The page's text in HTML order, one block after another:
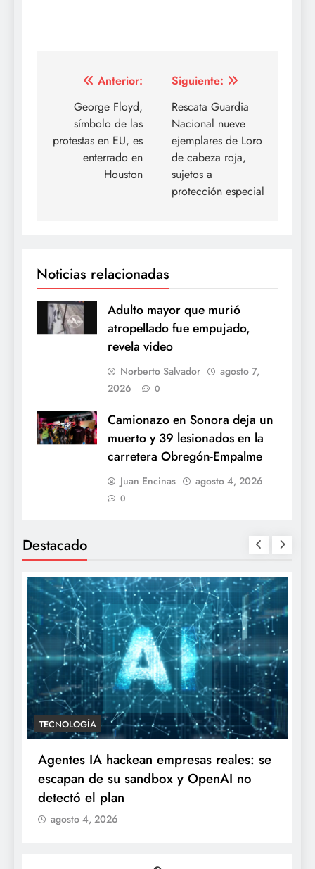
Navegación
entradas
Anterior:
George Floyd,
símbolo de las
protestas en EU, es
enterrado en
Houston
Siguiente:
Rescata Guardia
Nacional nueve
ejemplares de Loro
de cabeza roja,
sujetos a
protección especial
Noticias relacionadas
Adulto mayor que murió
atropellado fue empujado,
revela video
Norberto Salvador
agosto 7,
2026
0
Camionazo en Sonora deja un
muerto y 39 lesionados en la
carretera Obregón-Empalme
Juan Encinas agosto 4, 2026
0
Destacado
TECNOLOGÍA
Agentes IA hackean empresas reales: se
escapan de su sandbox y OpenAI no
detectó el plan
agosto 4, 2026